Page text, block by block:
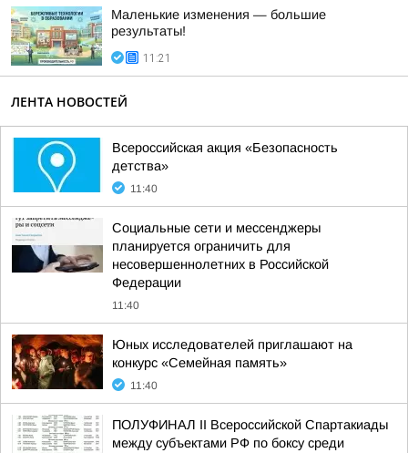
Маленькие изменения — большие
результаты!
11:21
ЛЕНТА НОВОСТЕЙ
Всероссийская акция «Безопасность
детства»
11:40
Социальные сети и мессенджеры
планируется ограничить для
несовершеннолетних в Российской
Федерации
11:40
Юных исследователей приглашают на
конкурс «Семейная память»
11:40
ПОЛУФИНАЛ II Всероссийской Спартакиады
между субъектами РФ по боксу среди